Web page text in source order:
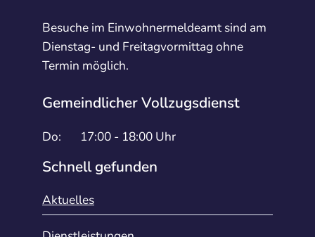
Besuche im Einwohnermeldeamt sind am
Dienstag- und Freitagvormittag ohne
Termin möglich.
Gemeindlicher Vollzugsdienst
Do: 17:00 - 18:00 Uhr
Schnell gefunden
Aktuelles